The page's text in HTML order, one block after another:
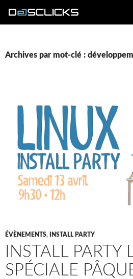
Archives par mot-clé :
ÉVÈNEMENTS, INSTALL PARTY
INSTALL PARTY
SPÉCIALE